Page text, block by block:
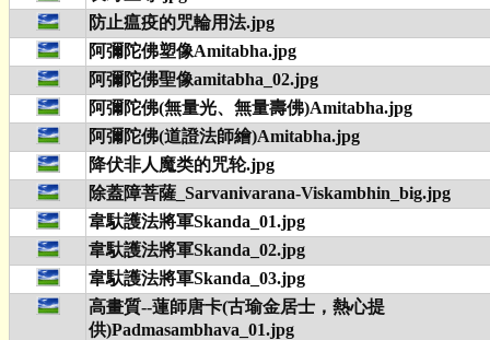
防止瘟疫的咒輪用法.jpg
阿彌陀佛塑像Amitabha.jpg
阿彌陀佛聖像amitabha_02.jpg
阿彌陀佛(無量光、無量壽佛)Amitabha.jpg
阿彌陀佛(道證法師繪)Amitabha.jpg
降伏非人魔类的咒轮.jpg
除蓋障菩薩_Sarvanivarana-Viskambhin_big.jpg
韋馱護法將軍Skanda_01.jpg
韋馱護法將軍Skanda_02.jpg
韋馱護法將軍Skanda_03.jpg
高畫質--蓮師唐卡(古瑜金居士，熱心提
供)Padmasambhava_01.jpg